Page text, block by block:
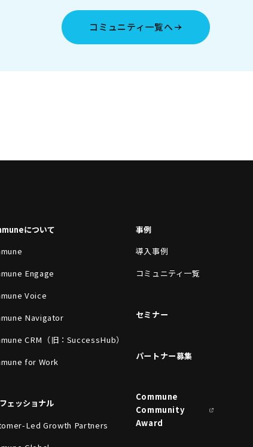
コミュニティ一覧へ
について
Engage
Voice
Navigator
CRM（旧：SuccessHub）
for Work
ェッショナル
Led Growth Partners
事例
導入事例
コミュニティ一覧
セミナー
パートナー募集
Commune
Community
Award